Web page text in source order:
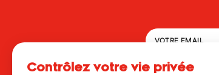
En
contrôlez votre vie privée